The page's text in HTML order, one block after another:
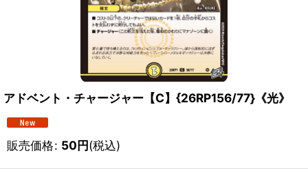
アドベント・チャージャー【C】{26RP156/77}《光》
販売価格: 50円(税込)